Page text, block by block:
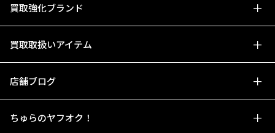
買取強化ブランド
買取取扱いアイテム
店舗ブログ
ちゅらのヤフオク！